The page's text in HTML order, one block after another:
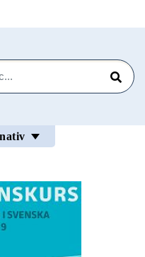
Sök